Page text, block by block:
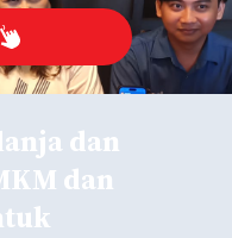
dan
dan